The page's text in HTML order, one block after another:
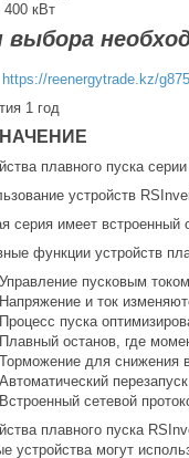
кВт
выбора
https://reenergytrade.kz/
1 год
плавного пуска
устройств
серия имеет встроенный
функции устройств
Управление пусковым
Напряжение и ток
Процесс пуска
Плавный останов, где
Торможение для снижения
Автоматический
Встроенный сетевой
плавного пуска
устройства могут